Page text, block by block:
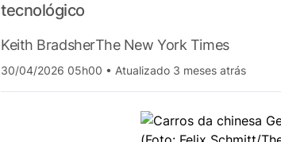
tecnológico
Keith BradsherThe New York Times
30/04/2026 05h00 • Atualizado 3 meses atrás